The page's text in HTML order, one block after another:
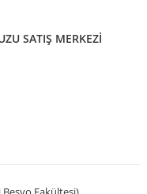
SATIŞ MERKEZİ